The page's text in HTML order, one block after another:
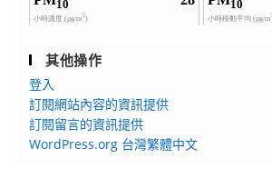
其他操作
登入
訂閱網站內容的資訊提供
訂閱留言的資訊提供
WordPress.org 台灣繁體中文